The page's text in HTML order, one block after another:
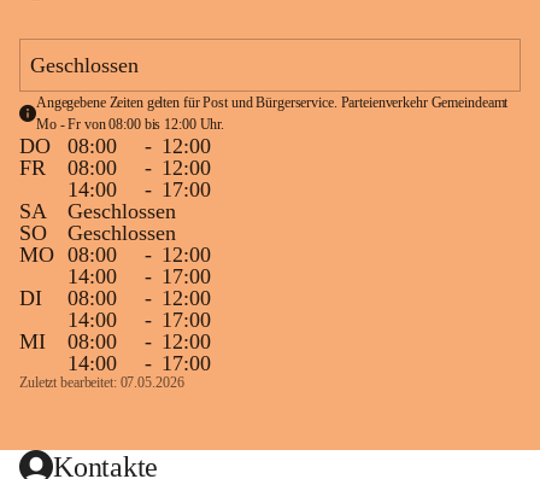
Geschlossen
Angegebene Zeiten gelten für Post und Bürgerservice. Parteienverkehr Gemeindeamt
Mo - Fr von 08:00 bis 12:00 Uhr.
DO 08:00 - 12:00
FR
08:00 - 12:00
14:00
- 17:00
SA
Geschlossen
SO
Geschlossen
MO 08:00 - 12:00
14:00
- 17:00
DI
08:00 - 12:00
14:00
- 17:00
MI
08:00 - 12:00
14:00
- 17:00
Zuletzt bearbeitet: 07.05.2026
Kontakte